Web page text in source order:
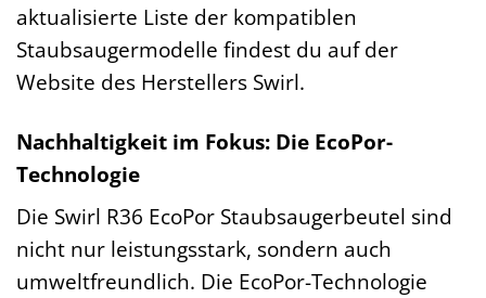
aktualisierte Liste der kompatiblen
Staubsaugermodelle findest du auf der
Website des Herstellers Swirl.
Nachhaltigkeit im Fokus: Die EcoPor-
Technologie
Die Swirl R36 EcoPor Staubsaugerbeutel sind
nicht nur leistungsstark, sondern auch
umweltfreundlich. Die EcoPor-Technologie